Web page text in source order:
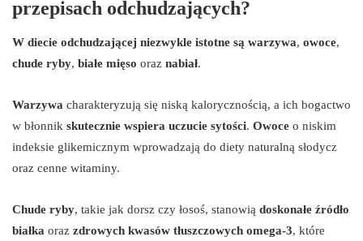
przepisach odchudzających?
W diecie odchudzającej niezwykle istotne są warzywa, owoce,
chude ryby, białe mięso oraz nabiał.
Warzywa charakteryzują się niską kalorycznością, a ich bogactwo
w błonnik skutecznie wspiera uczucie sytości. Owoce o niskim
indeksie glikemicznym wprowadzają do diety naturalną słodycz
oraz cenne witaminy.
Chude ryby, takie jak dorsz czy łosoś, stanowią doskonałe źródło
białka oraz zdrowych kwasów tłuszczowych omega-3, które